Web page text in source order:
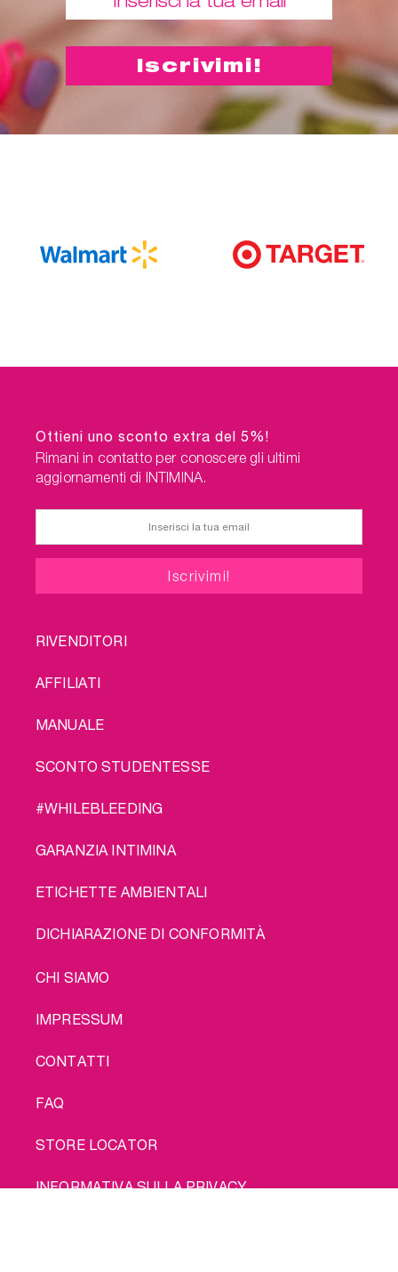
Ottieni uno sconto extra del 5%!
Rimani in contatto per conoscere gli ultimi
aggiornamenti di INTIMINA.
FOOTER
RIVENDITORI
AFFILIATI
MANUALE
SCONTO STUDENTESSE
#WHILEBLEEDING
GARANZIA INTIMINA
ETICHETTE AMBIENTALI
DICHIARAZIONE DI CONFORMITÀ
LEGAL
CHI SIAMO
IMPRESSUM
CONTATTI
FAQ
STORE LOCATOR
INFORMATIVA SULLA PRIVACY